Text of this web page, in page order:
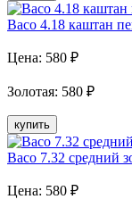
Baco 4.18 каштан
Цена: 580 ₽
Золотая: 580 ₽
купить
Baco 7.32 средний
Цена: 580 ₽